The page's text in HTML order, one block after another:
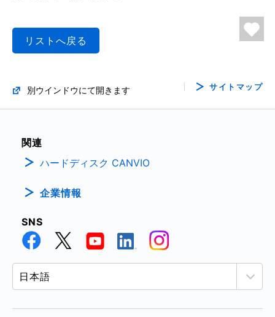
リストへ戻る
別ウインドウにて開きます サイトマップ
関連
ハードディスク CANVIO
企業情報
SNS